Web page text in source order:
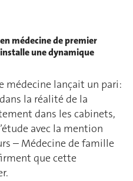
médecine de premier
une dynamique
médecine lançait un pari:
la réalité de la
dans les cabinets,
avec la mention
– Médecine de famille
que cette